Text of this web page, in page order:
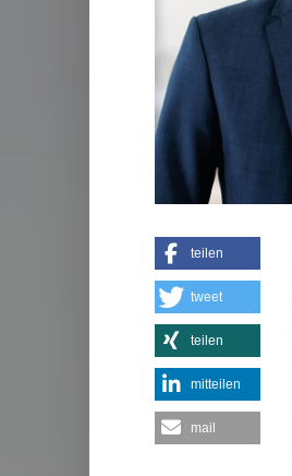
teilen
tweet
teilen
mitteilen
mail